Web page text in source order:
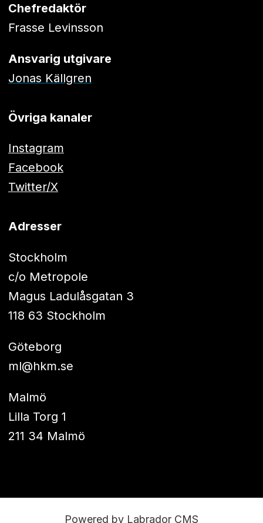
Chefredaktör
Frasse Levinsson
Ansvarig utgivare
Jonas Källgren
Övriga kanaler
Instagram
Facebook
Twitter/X
Adresser
Stockholm
c/o Metropole
Magus Ladulåsgatan 3
118 63 Stockholm
Göteborg
ml@hkm.se
Malmö
Lilla Torg 1
211 34 Malmö
Powered by Labrador CMS